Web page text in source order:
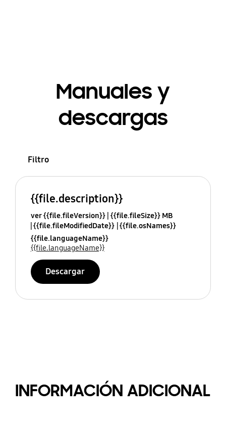
Manuales y
descargas
Filtro
{{file.description}}
ver {{file.fileVersion}} {{file.fileSize}} MB
{{file.fileModifiedDate}} {{file.osNames}}
{{file.languageName}}
{{file.languageName}}
Descargar
INFORMACIÓN ADICIONAL